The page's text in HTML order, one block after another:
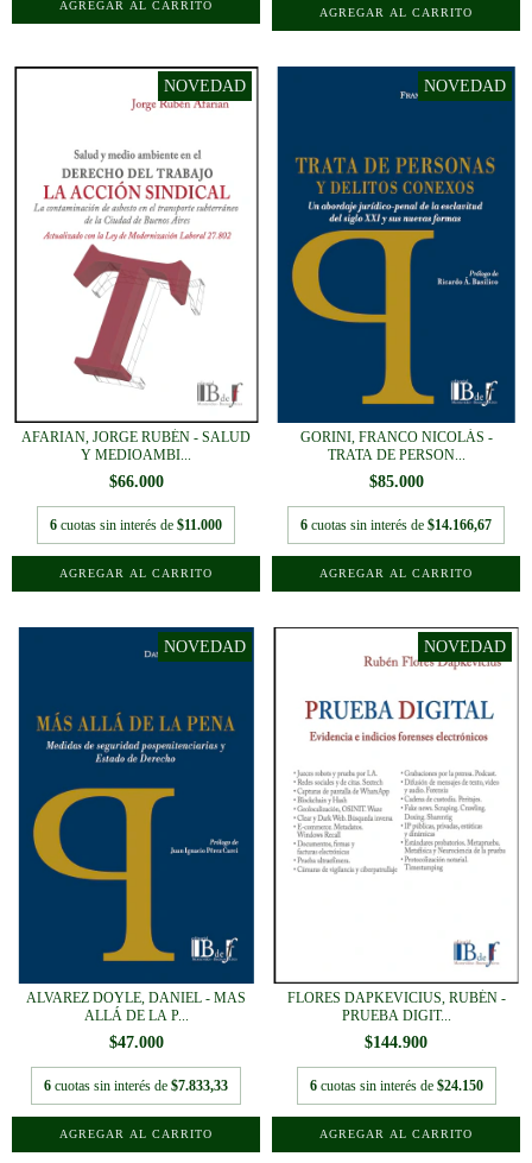
AFARIAN, JORGE RUBÉN - SALUD
Y MEDIOAMBI...
$66.000
6 cuotas sin interés de $11.000
GORINI, FRANCO NICOLÁS -
TRATA DE PERSON...
$85.000
6 cuotas sin interés de $14.166,67
ALVAREZ DOYLE, DANIEL - MAS
ALLÁ DE LA P...
$47.000
6 cuotas sin interés de $7.833,33
FLORES DAPKEVICIUS, RUBÉN -
PRUEBA DIGIT...
$144.900
6 cuotas sin interés de $24.150